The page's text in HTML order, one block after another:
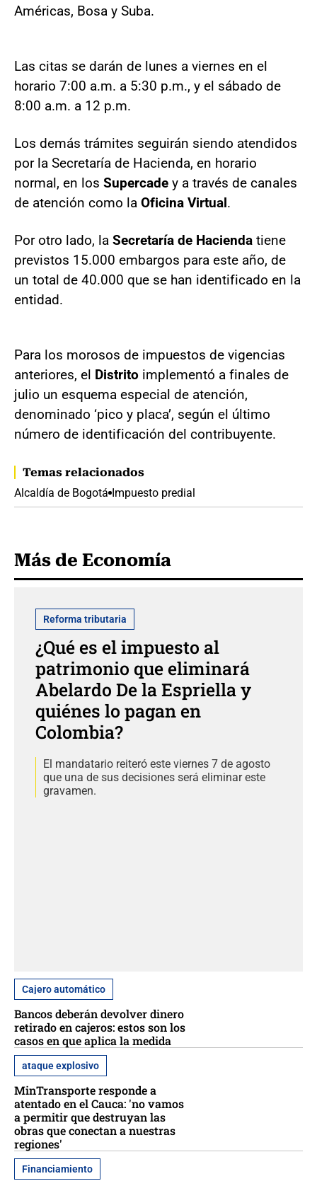
Américas, Bosa y Suba.
Las citas se darán de lunes a viernes en el
horario 7:00 a.m. a 5:30 p.m., y el sábado de
8:00 a.m. a 12 p.m.
Los demás trámites seguirán siendo atendidos
por la Secretaría de Hacienda, en horario
normal, en los Supercade y a través de canales
de atención como la Oficina Virtual.
Por otro lado, la Secretaría de Hacienda tiene
previstos 15.000 embargos para este año, de
un total de 40.000 que se han identificado en la
entidad.
Para los morosos de impuestos de vigencias
anteriores, el Distrito implementó a finales de
julio un esquema especial de atención,
denominado ‘pico y placa’, según el último
número de identificación del contribuyente.
Temas relacionados
Alcaldía de Bogotá Impuesto predial
Más de Economía
Reforma tributaria
¿Qué es el impuesto al
patrimonio que eliminará
Abelardo De la Espriella y
quiénes lo pagan en
Colombia?
El mandatario reiteró este viernes 7 de agosto
que una de sus decisiones será eliminar este
gravamen.
Cajero automático
Bancos deberán devolver dinero
retirado en cajeros: estos son los
casos en que aplica la medida
ataque explosivo
MinTransporte responde a
atentado en el Cauca: 'no vamos
a permitir que destruyan las
obras que conectan a nuestras
regiones'
Financiamiento